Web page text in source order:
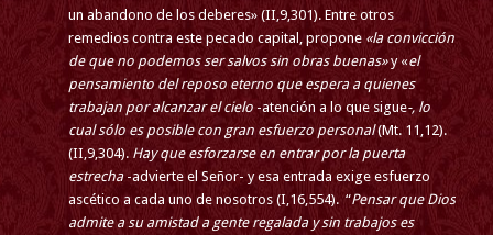
un abandono de los deberes» (II,9,301). Entre otros
remedios contra este pecado capital, propone «la convicción
de que no podemos ser salvos sin obras buenas»y «el
pensamiento del reposo eterno que espera a quienes
trabajan por alcanzar el cielo-atención a lo que sigue-, lo
cual sólo es posible con gran esfuerzo personal(Mt. 11,12).
(II,9,304). Hay que esforzarse en entrar por la puerta
estrecha-advierte el Señor- y esa entrada exige esfuerzo
ascético a cada uno de nosotros (I,16,554). “Pensar que Dios
admite a su amistad a gente regalada y sin trabajos es